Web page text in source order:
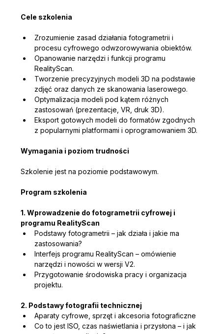
Cele szkolenia
Zrozumienie zasad działania fotogrametrii i
procesu cyfrowego odwzorowywania obiektów.
Opanowanie narzędzi i funkcji programu
RealityScan.
Tworzenie precyzyjnych modeli 3D na podstawie
zdjęć oraz danych ze skanowania laserowego.
Optymalizacja modeli pod kątem różnych
zastosowań (prezentacje, VR, druk 3D).
Eksport gotowych modeli do formatów zgodnych
z popularnymi platformami i oprogramowaniem 3D.
Wymagania i poziom trudności
Szkolenie jest na poziomie podstawowym.
Program szkolenia
1. Wprowadzenie do fotogrametrii cyfrowej i
programu RealityScan
Podstawy fotogrametrii – jak działa i jakie ma
zastosowania?
Interfejs programu RealityScan – omówienie
narzędzi i nowości w wersji V2.
Przygotowanie środowiska pracy i organizacja
projektu.
2. Podstawy fotografii technicznej
Aparaty cyfrowe, sprzęt i akcesoria fotograficzne
Co to jest ISO, czas naświetlania i przysłona – i jak